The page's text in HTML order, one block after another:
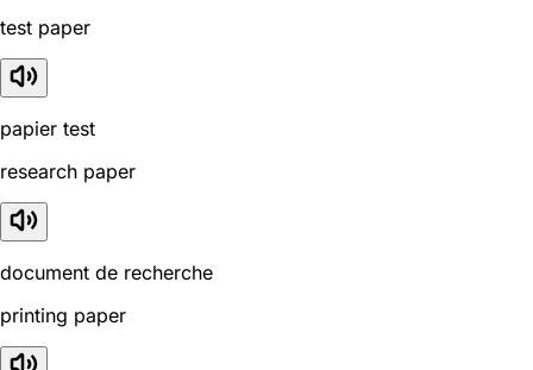
test paper
papier test
research paper
document de recherche
printing paper